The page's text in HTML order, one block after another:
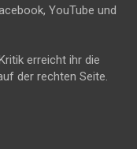
YouTube und
erreicht ihr die
der rechten Seite.